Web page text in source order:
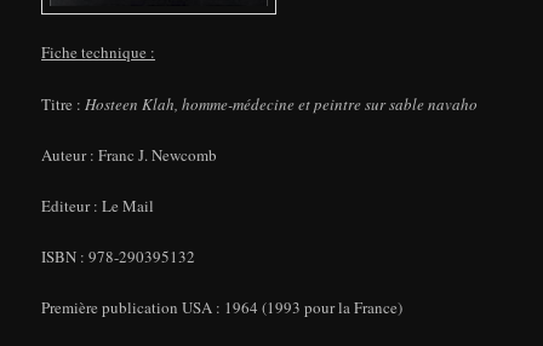
Fiche technique :
Titre : Hosteen Klah, homme-médecine et peintre sur sable navaho
Auteur : Franc J. Newcomb
Editeur : Le Mail
ISBN : 978-290395132
Première publication USA : 1964 (1993 pour la France)